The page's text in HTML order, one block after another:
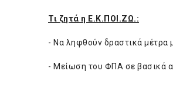
Τι ζητά η Ε.Κ.ΠΟΙ.ΖΩ.:
- Να ληφθούν δραστικά μέτρα
- Μείωση του ΦΠΑ σε βασικά